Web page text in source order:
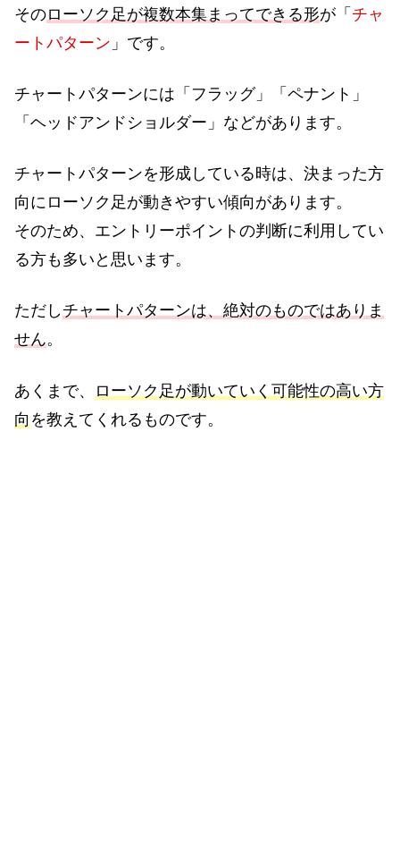
そのローソク足が複数本集まってできる形が「 チャ
ートパターン 」です。
チャートパターンには「フラッグ」「ペナント」
「ヘッドアンドショルダー」などがあります。
チャートパターンを形成している時は、決まった方
向にローソク足が動きやすい傾向があります。
そのため、エントリーポイントの判断に利用してい
る方も多いと思います。
ただし チャートパターンは、絶対のものではありま
せん。
あくまで、
ローソク足が動いていく可能性の高い方
向 を教えてくれるものです。